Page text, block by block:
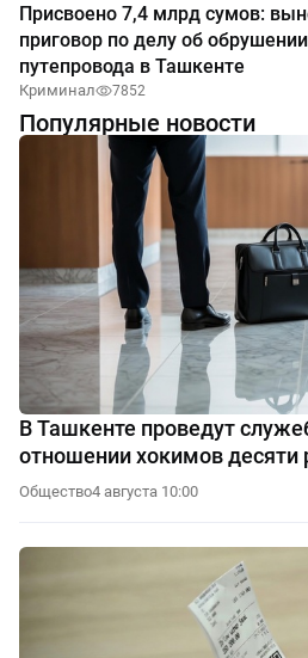
Присвоено 7,4 млрд сумов:
приговор по делу об обрушении
путепровода в Ташкенте
Криминал 7852
Популярные новости
В Ташкенте проведут
отношении хокимов десяти
Общество4 августа 10:00